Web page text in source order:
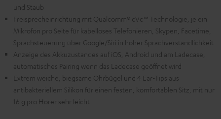
und Staub
Freisprecheinrichtung mit Qualcomm® cVc™ Technologie, je ein
Mikrofon pro Seite für kabelloses Telefonieren, Skypen, Facetime,
Sprachsteuerung über Google/Siri in hoher Sprachverständlichkeit
Anzeige des Akkuzustandes auf iOS, Android und am Ladecase,
automatisches Pairing wenn das Ladecase geöffnet wird
Extrem weiche, biegsame Ohrbügel und 4 Ear-Tips aus
antibakteriellem Silikon für einen festen, komfortablen Sitz, mit nur
16 g pro Hörer sehr leicht